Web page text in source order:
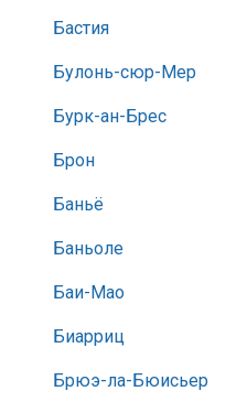
Бастия
Булонь-сюр-Мер
Бурк-ан-Брес
Брон
Баньё
Баньоле
Баи-Мао
Биарриц
Брюэ-ла-Бюисьер